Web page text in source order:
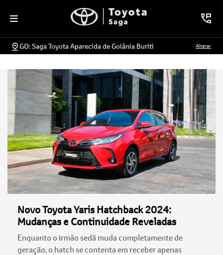
GO: Saga Toyota Aparecida de Goiânia Buriti Alterar
Novo Toyota Yaris Hatchback 2024:
Mudanças e Continuidade Reveladas
Enquanto o irmão sedã muda completamente de
geração, o hatch se contenta em receber apenas